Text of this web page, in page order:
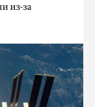
из-за